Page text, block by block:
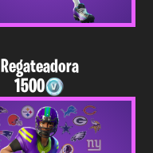
Regateadora
1500